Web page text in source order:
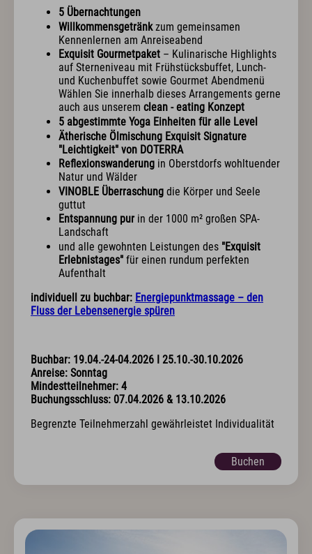
Sport & Aktiv
Golf mit Ausblick
Aktivprogramm inklusive
Fahrradverleih
Indoor Fitness
Exquisit Bergwanderwochen 2026
Wintersport
Kunst & Kultur
Eventkalender
Exquisit Eisgala
Allgäuer Abend
Musik im Hotel
Kunst im Hotel
Info & Service
Kontakt
Anreise
Hotelgutschein
Exquisit Produkte
Oberstdorf im Allgäu
Kultur & Tradition
5 Übernachtungen
Willkommensgetränkzum gemeinsamen
Kennenlernen am Anreiseabend
Exquisit Gourmetpaket – Kulinarische Highlights
auf Sterneniveau mit Frühstücksbuffet, Lunch-
und Kuchenbuffet sowie Gourmet Abendmenü
Wählen Sie innerhalb dieses Arrangements gerne
auch aus unserem clean - eating Konzept
5 abgestimmte Yoga Einheiten für alle Level
Ätherische Ölmischung Exquisit Signature
"Leichtigkeit" von DOTERRA
Reflexionswanderung in Oberstdorfs wohltuender
Natur und Wälder
VINOBLE Überraschung die Körper und Seele
guttut
Entspannung purin der 1000 m² großen SPA-
Landschaft
und alle gewohnten Leistungen des "Exquisit
Erlebnistages" für einen rundum perfekten
Aufenthalt
individuell zu buchbar: Energiepunktmassage – den
Fluss der Lebensenergie spüren
Buchbar: 19.04.-24-04.2026 I 25.10.-30.10.2026
Anreise: Sonntag
Mindestteilnehmer: 4
Buchungsschluss: 07.04.2026 & 13.10.2026
Begrenzte Teilnehmerzahl gewährleistet Individualität
Buchen